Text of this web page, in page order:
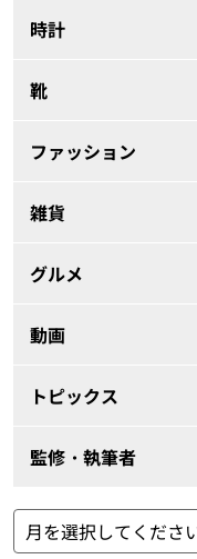
時計
靴
ファッション
雑貨
グルメ
動画
トピックス
監修・執筆者